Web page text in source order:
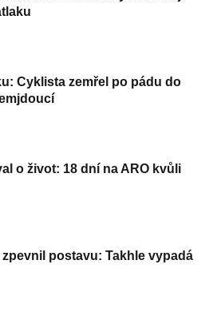
Cyklista zemřel po pádu do
o život: 18 dní na ARO kvůli
postavu: Takhle vypadá